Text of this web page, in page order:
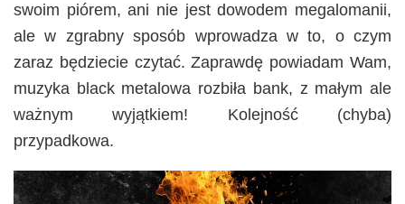
swoim piórem, ani nie jest dowodem megalomanii,
ale w zgrabny sposób wprowadza w to, o czym
zaraz będziecie czytać. Zaprawdę powiadam Wam,
muzyka black metalowa rozbiła bank, z małym ale
ważnym wyjątkiem! Kolejność (chyba)
przypadkowa.